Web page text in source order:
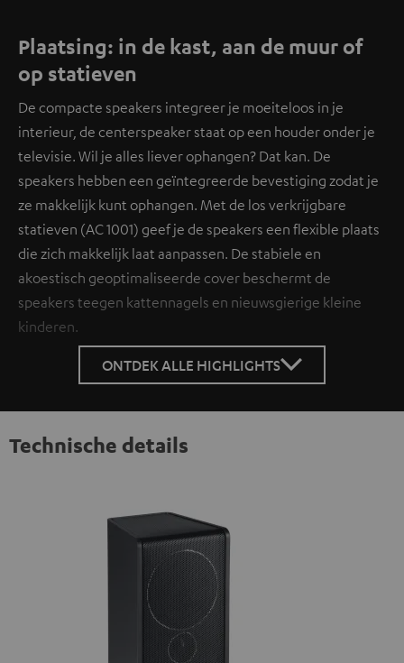
Plaatsing: in de kast, aan de muur of
op statieven
De compacte speakers integreer je moeiteloos in je
interieur, de centerspeaker staat op een houder onder je
televisie. Wil je alles liever ophangen? Dat kan. De
speakers hebben een geïntegreerde bevestiging zodat je
ze makkelijk kunt ophangen. Met de los verkrijgbare
statieven (AC 1001) geef je de speakers een flexible plaats
die zich makkelijk laat aanpassen. De stabiele en
akoestisch geoptimaliseerde cover beschermt de
speakers teegen kattennagels en nieuwsgierige kleine
kinderen.
ONTDEK ALLE HIGHLIGHTS
Technische details